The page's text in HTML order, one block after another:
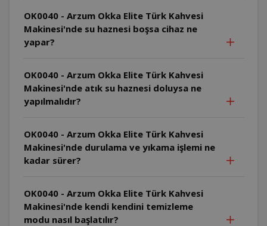
OK0040 - Arzum Okka Elite Türk Kahvesi
Makinesi'nde su haznesi boşsa cihaz ne
yapar?
OK0040 - Arzum Okka Elite Türk Kahvesi
Makinesi'nde atık su haznesi doluysa ne
yapılmalıdır?
OK0040 - Arzum Okka Elite Türk Kahvesi
Makinesi'nde durulama ve yıkama işlemi ne
kadar sürer?
OK0040 - Arzum Okka Elite Türk Kahvesi
Makinesi'nde kendi kendini temizleme
modu nasıl başlatılır?